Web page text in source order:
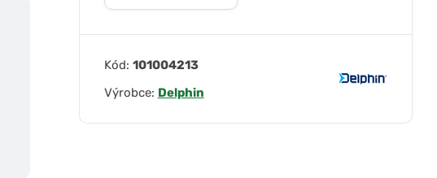
Kód: 101004213
Výrobce: Delphin